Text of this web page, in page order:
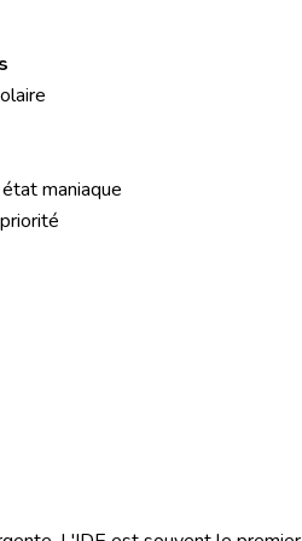
maniaque